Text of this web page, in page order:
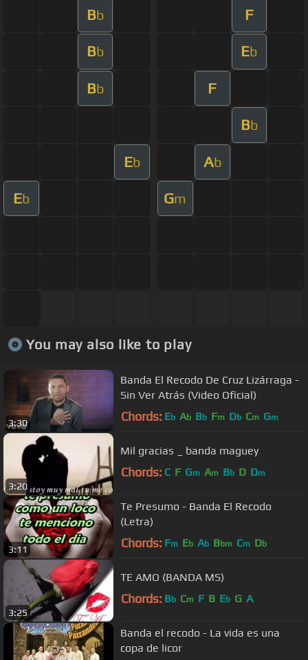
Bb F
Bb Eb
Bb F
Bb
Eb Ab
Eb Gm
You may also like to play
3:30
Banda El Recodo De Cruz Lizárraga -
Sin Ver Atrás (Video Oficial)
Chords: Eb Ab Bb Fm Db Cm Gm
3:20
Mil gracias _ banda maguey
Chords: C F Gm Am Bb D Dm
3:11
Te Presumo - Banda El Recodo
(Letra)
Chords: Fm Eb Ab Bbm Cm Db
3:25
TE AMO (BANDA MS)
Chords: Bb Cm F B Eb G A
Banda el recodo - La vida es una
copa de licor